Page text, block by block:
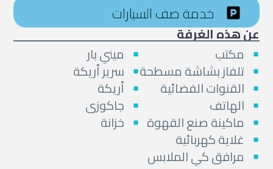
خدمة صف السيارات
عن هذه الغرفة
مكتب
تلفاز بشاشة مسطحة
القنوات الفضائية
الهاتف
ماكينة صنع القهوة
غلاية كهربائية
مرافق كي الملابس
ميني بار
سرير أريكة
أريكة
جاكوزى
خزانة